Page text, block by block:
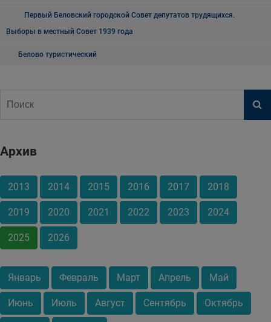
Первый Беловский городской Совет депутатов трудящихся.
Выборы в местный Совет 1939 года
Белово туристический
Архив
2013 2014 2015 2016 2017 2018
2019 2020 2021 2022 2023 2024
2025 2026
Январь Февраль Март Апрель Май
Июнь Июль Август Сентябрь Октябрь